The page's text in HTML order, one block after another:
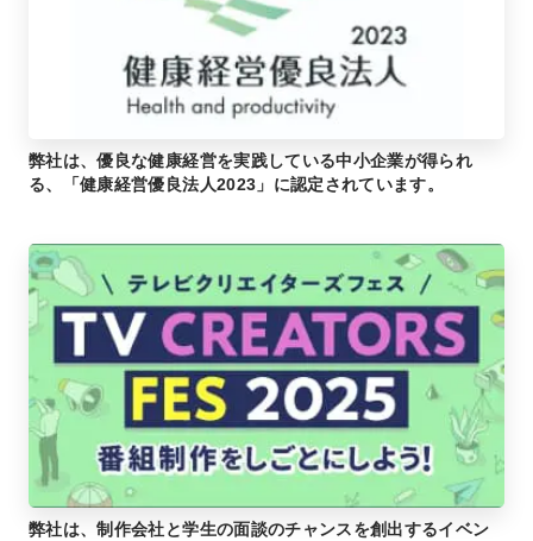
弊社は、優良な健康経営を実践している中小企業が得られ
る、「健康経営優良法人2023」に認定されています。
弊社は、制作会社と学生の面談のチャンスを創出するイベン